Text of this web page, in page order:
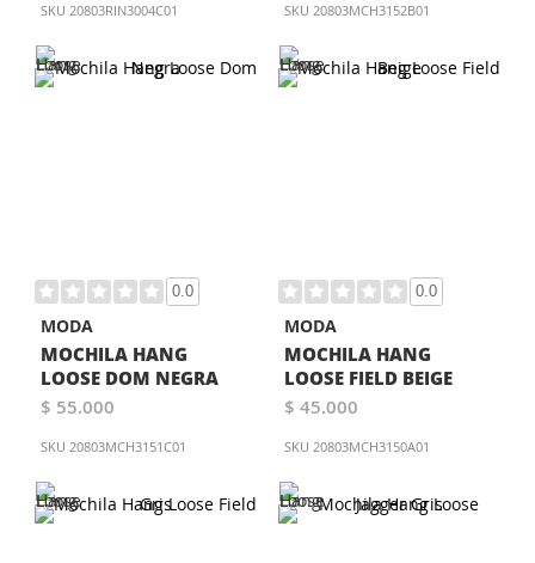
SKU 20803RIN3004C01 SKU 20803MCH3152B01
0.0
MODA
MOCHILA HANG
LOOSE DOM NEGRA
$ 55.000
SKU 20803MCH3151C01
0.0
MODA
MOCHILA HANG
LOOSE FIELD BEIGE
$ 45.000
SKU 20803MCH3150A01